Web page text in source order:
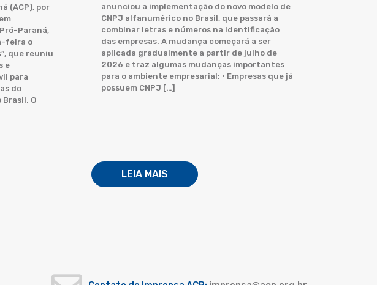
(ACP), por
Paraná,
feira o
que reuniu
e
para
do
O
anunciou a implementação do novo modelo de
CNPJ alfanumérico no Brasil, que passará a
combinar letras e números na identificação
das empresas. A mudança começará a ser
aplicada gradualmente a partir de julho de
2026 e traz algumas mudanças importantes
para o ambiente empresarial: • Empresas que já
possuem CNPJ […]
LEIA MAIS